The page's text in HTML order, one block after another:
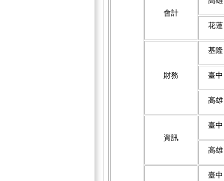
會計
花蓮
財務
基隆
臺中
高雄
資訊
臺中
高雄
臺中